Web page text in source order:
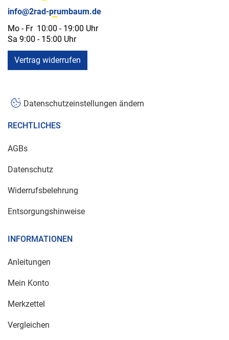
info@2rad-prumbaum.de
Mo - Fr 10:00 - 19:00 Uhr
Sa 9:00 - 15:00 Uhr
Vertrag widerrufen
Datenschutzeinstellungen ändern
RECHTLICHES
AGBs
Datenschutz
Widerrufsbelehrung
Entsorgungshinweise
INFORMATIONEN
Anleitungen
Mein Konto
Merkzettel
Vergleichen